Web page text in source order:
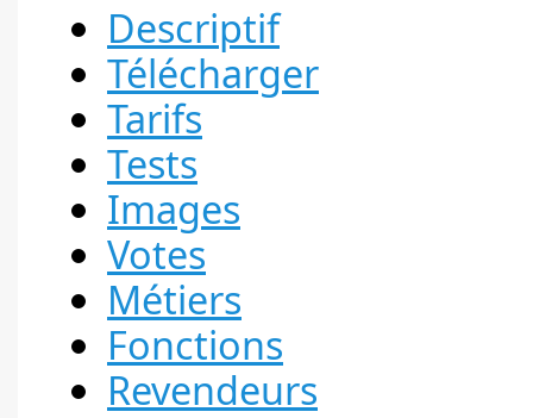
Descriptif
Télécharger
Tarifs
Tests
Images
Votes
Métiers
Fonctions
Revendeurs